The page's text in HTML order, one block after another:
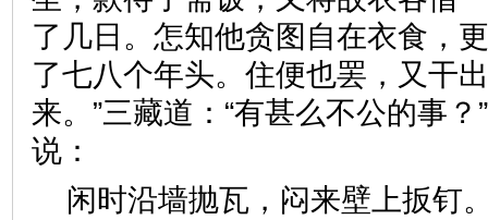
了几日。怎知他贪图自在衣食，
了七八个年头。住便也罢，又干
来。”三藏道：“有甚么不公的事？
说：
闲时沿墙抛瓦，闷来壁上扳钉